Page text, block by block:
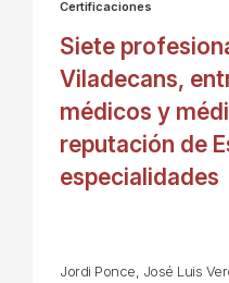
Certificaciones
Siete
Viladecans,
médicos y
reputación de
especialidades
Jordi Ponce, José Luis